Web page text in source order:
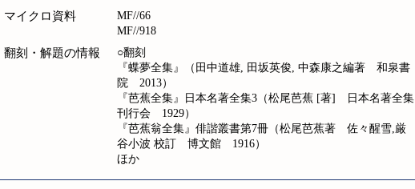
マイクロ資料
MF//66
MF//918
翻刻・解題の情報
○翻刻
『蝶夢全集』（田中道雄, 田坂英俊, 中森康之編著 和泉書
院 2013）
『芭蕉全集』日本名著全集3（松尾芭蕉 [著] 日本名著全集
刊行会 1929）
『芭蕉翁全集』俳諧叢書第7冊（松尾芭蕉著 佐々醒雪,厳
谷小波 校訂 博文館 1916）
ほか